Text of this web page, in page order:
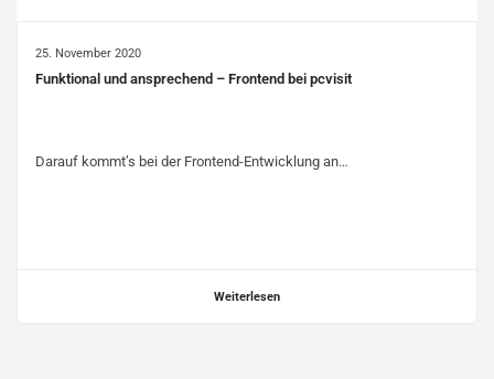
25. November 2020
Funktional und ansprechend – Frontend bei pcvisit
Darauf kommt’s bei der Frontend-Entwicklung an…
Weiterlesen